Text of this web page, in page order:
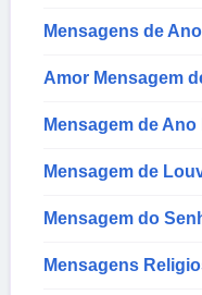
Mensagens de
Amor Mensagem
Mensagem de
Mensagem de
Mensagem do
Mensagens